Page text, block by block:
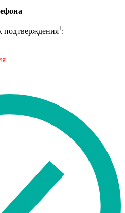
подтверждения1 :